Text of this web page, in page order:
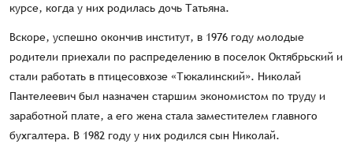
курсе, когда у них родилась дочь Татьяна.
Вскоре, успешно окончив институт, в 1976 году молодые
родители приехали по распределению в поселок Октябрьский и
стали работать в птицесовхозе «Тюкалинский». Николай
Пантелеевич был назначен старшим экономистом по труду и
заработной плате, а его жена стала заместителем главного
бухгалтера. В 1982 году у них родился сын Николай.